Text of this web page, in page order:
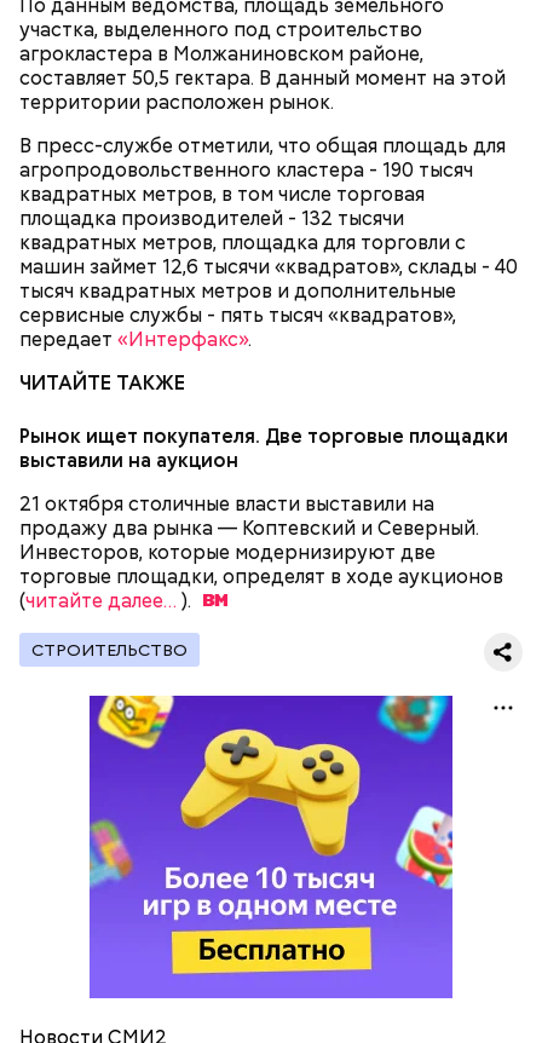
По данным ведомства, площадь земельного
участка, выделенного под строительство
агрокластера в Молжаниновском районе,
составляет 50,5 гектара. В данный момент на этой
территории расположен рынок.
В пресс-службе отметили, что общая площадь для
агропродовольственного кластера - 190 тысяч
квадратных метров, в том числе торговая
площадка производителей - 132 тысячи
квадратных метров, площадка для торговли с
машин займет 12,6 тысячи «квадратов», склады - 40
тысяч квадратных метров и дополнительные
сервисные службы - пять тысяч «квадратов»,
передает «Интерфакс».
ЧИТАЙТЕ ТАКЖЕ
Рынок ищет покупателя. Две торговые площадки
выставили на аукцион
21 октября столичные власти выставили на
продажу два рынка — Коптевский и Северный.
Инвесторов, которые модернизируют две
торговые площадки, определят в ходе аукционов
(читайте далее… ).
СТРОИТЕЛЬСТВО
Новости СМИ2